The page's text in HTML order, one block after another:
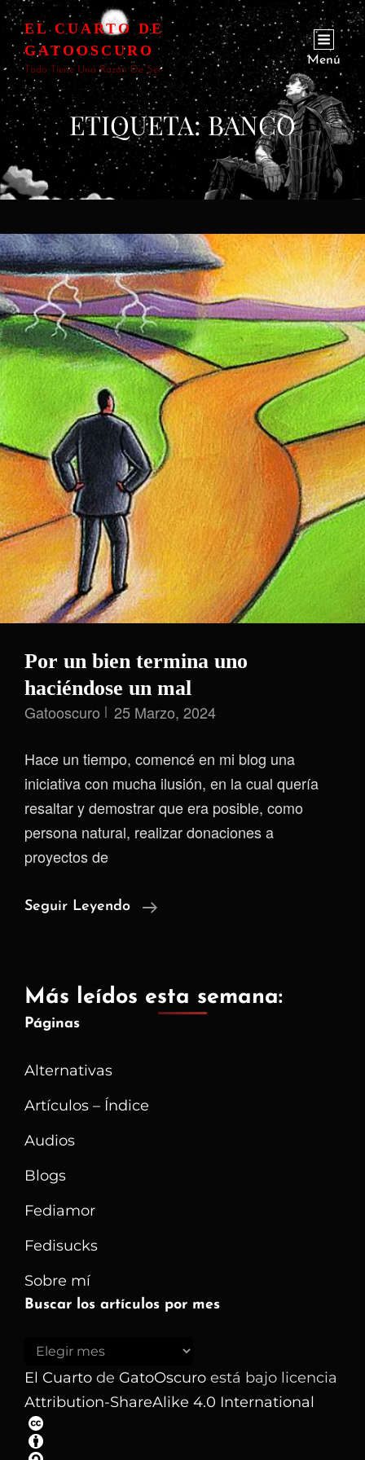
EL CUARTO DE
GATOOSCURO
Todo Tiene Una Razón De Ser
Menú
ETIQUETA:BANCO
Por un bien termina uno
haciéndose un mal
Gatooscuro 25 Marzo, 2024
Hace un tiempo, comencé en mi blog una
iniciativa con mucha ilusión, en la cual quería
resaltar y demostrar que era posible, como
persona natural, realizar donaciones a
proyectos de
Seguir Leyendo
Por
Uno
Más leídos esta semana:
Páginas
Alternativas
Artículos – Índice
Audios
Blogs
Fediamor
Fedisucks
Sobre mí
Buscar los artículos por mes
Buscar
los
artículos
por
mes
El Cuarto de GatoOscuro está bajo licencia
Attribution-ShareAlike 4.0 International